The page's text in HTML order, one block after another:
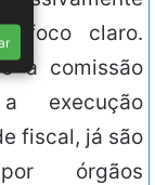
foco claro.
a comissão
execução
fiscal, já são
órgãos